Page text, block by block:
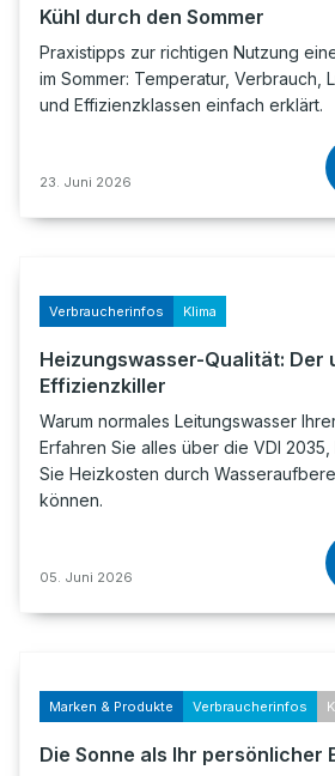
Kühl durch den Sommer
Praxistipps zur richtigen Nutzung
im Sommer: Temperatur, Verbrauch,
und Effizienzklassen einfach erklärt.
23. Juni 2026
Verbraucherinfos Klima
Heizungswasser-Qualität: Der
Effizienzkiller
Warum normales Leitungswasser
Erfahren Sie alles über die VDI
Sie Heizkosten durch
können.
05. Juni 2026
Marken & Produkte Verbraucherinfos
Die Sonne als Ihr persönlicher